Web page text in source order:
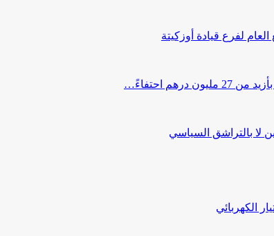
العام لفرع قيادة أوزكيتة
احتفاءً…
لا بالتراشق السياسي
الكهربائي